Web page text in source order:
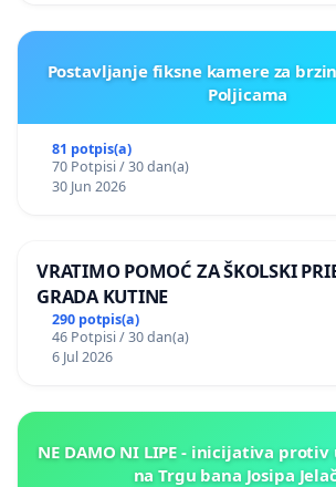
Postavljanje fiksne kamere za
Poljicama
81 potpis(a)
70 Potpisi / 30 dan(a)
30 Jun 2026
VRATIMO POMOĆ ZA ŠKOLSKI
GRADA KUTINE
290 potpis(a)
46 Potpisi / 30 dan(a)
6 Jul 2026
NE DAMO NI LIPE - inicijativa
na Trgu bana Josipa